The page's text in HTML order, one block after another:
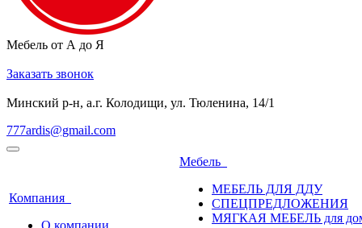
Мебель от А до Я
Заказать звонок
Минский р-н, а.г. Колодищи, ул. Тюленина, 14/1
777ardis@gmail.com
Компания
О компании
Мебель
МЕБЕЛЬ ДЛЯ ДДУ
СПЕЦПРЕДЛОЖЕНИЯ
МЯГКАЯ МЕБЕЛЬ для